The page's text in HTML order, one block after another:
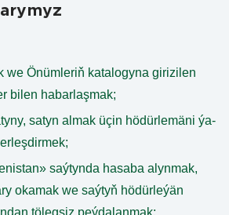
we Önümleriň katalogyna girizilen
bilen habarlaşmak;
satyn almak üçin hödürlemäni ýa-
saýtynda hasaba alynmak,
okamak we saýtyň hödürleýän
tölegsiz peýdalanmak;